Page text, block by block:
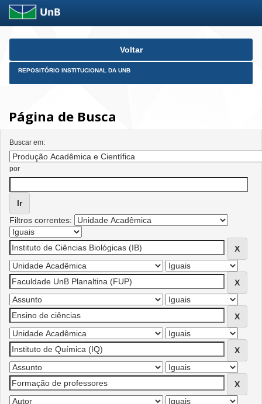
Skip
Voltar
REPOSITÓRIO INSTITUCIONAL DA UNB
Página de Busca
Buscar em:
por
Filtros correntes: